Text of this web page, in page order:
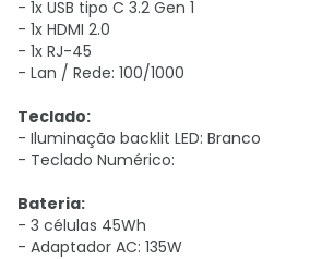
- 1x USB tipo C 3.2 Gen 1
- 1x HDMI 2.0
- 1x RJ-45
- Lan / Rede: 100/1000
Teclado:
- Iluminação backlit LED: Branco
- Teclado Numérico:
Bateria:
- 3 células 45Wh
- Adaptador AC: 135W